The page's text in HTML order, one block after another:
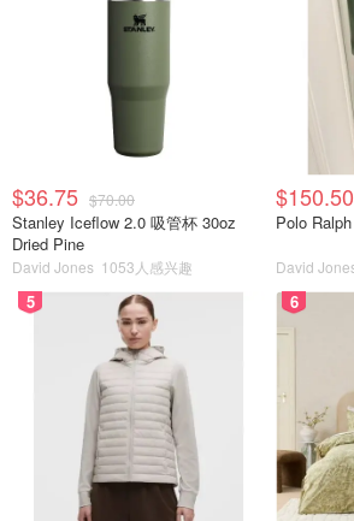
$36.75 $70.00
Stanley Iceflow 2.0 吸管杯 30oz
Dried Pine
David Jones 1053人感兴趣
$150.50
David
5 6